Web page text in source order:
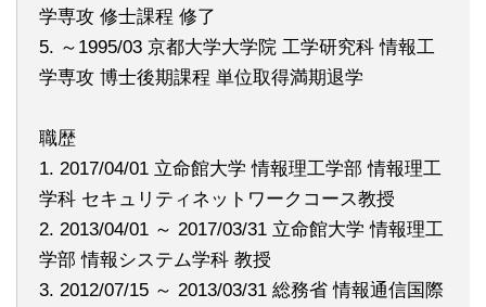
学専攻 修士課程 修了
5. ～1995/03 京都大学大学院 工学研究科 情報工
学専攻 博士後期課程 単位取得満期退学
職歴
1. 2017/04/01 立命館大学 情報理工学部 情報理工
学科 セキュリティネットワークコース教授
2. 2013/04/01 ～ 2017/03/31 立命館大学 情報理工
学部 情報システム学科 教授
3. 2012/07/15 ～ 2013/03/31 総務省 情報通信国際